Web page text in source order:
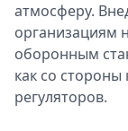
атмосферу.
организациям
оборонным
как со стороны
регуляторов.